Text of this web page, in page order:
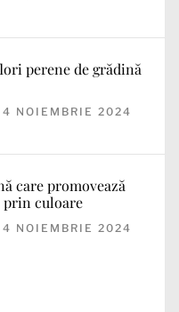
perene de grădină
4 NOIEMBRIE 2024
care promovează
prin culoare
4 NOIEMBRIE 2024